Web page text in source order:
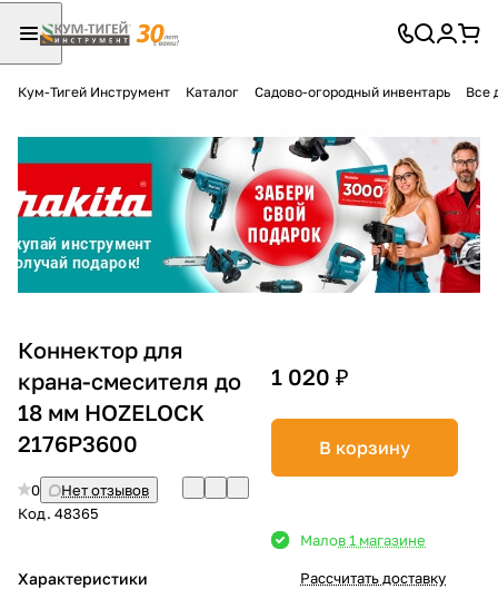
Кум-Тигей Инструмент Каталог Садово-огородный инвентарь Все
Коннектор для
крана-смесителя до
18 мм HOZELOCK
2176P3600
0
Нет отзывов
Код. 48365
Характеристики
1 020 ₽
В корзину
Малов 1 магазине
Рассчитать доставку
Разбейте
оплатуна части
без переплат
График платежей
Сегодня
25%